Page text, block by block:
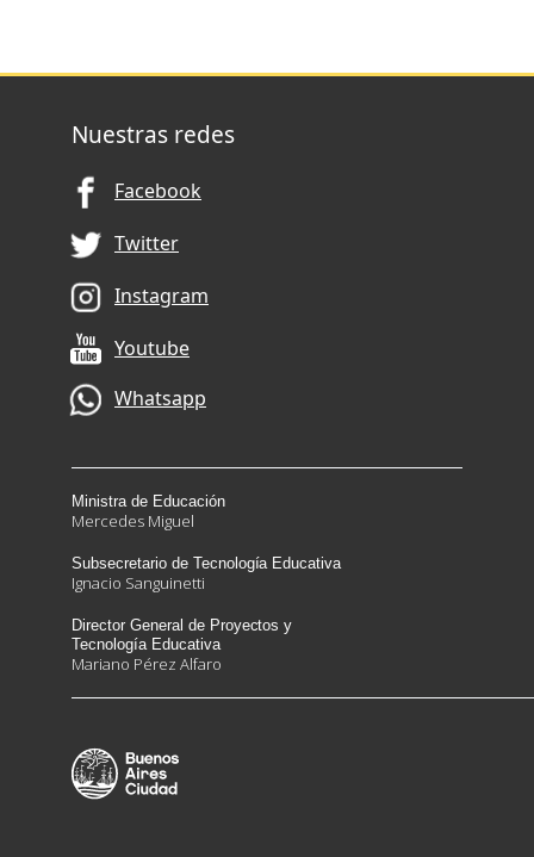
Nuestras redes
Ministra de Educación
Mercedes Miguel
Subsecretario de Tecnología Educativa
Ignacio Sanguinetti
Director General de Proyectos y
Tecnología Educativa
Mariano Pérez Alfaro